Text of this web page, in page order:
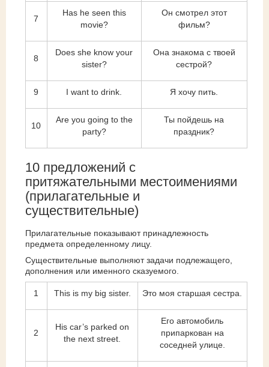
7
Has he seen this
movie?
Он смотрел этот
фильм?
8
Does she know your
sister?
Она знакома с твоей
сестрой?
9 I want to drink. Я хочу пить.
10
Are you going to the
party?
Ты пойдешь на
праздник?
10 предложений с
притяжательными местоимениями
(прилагательные и
существительные)
Прилагательные показывают принадлежность
предмета определенному лицу.
Существительные выполняют задачи подлежащего,
дополнения или именного сказуемого.
1 This is my big sister. Это моя старшая сестра.
2
His car’s parked on
the next street.
Его автомобиль
припаркован на
соседней улице.